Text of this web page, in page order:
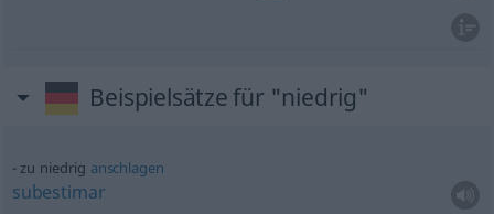
Beispielsätze für "niedrig"
zu niedrig anschlagen
subestimar